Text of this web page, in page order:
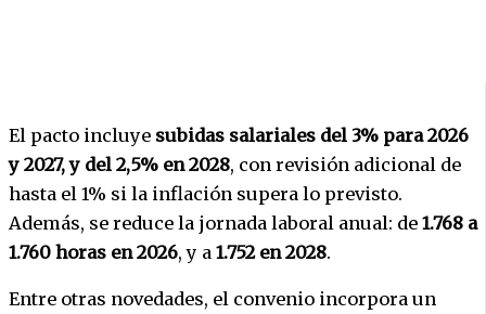
El pacto incluye subidas salariales del 3% para 2026
y 2027, y del 2,5% en 2028, con revisión adicional de
hasta el 1% si la inflación supera lo previsto.
Además, se reduce la jornada laboral anual: de 1.768 a
1.760 horas en 2026, y a 1.752 en 2028.
Entre otras novedades, el convenio incorpora un